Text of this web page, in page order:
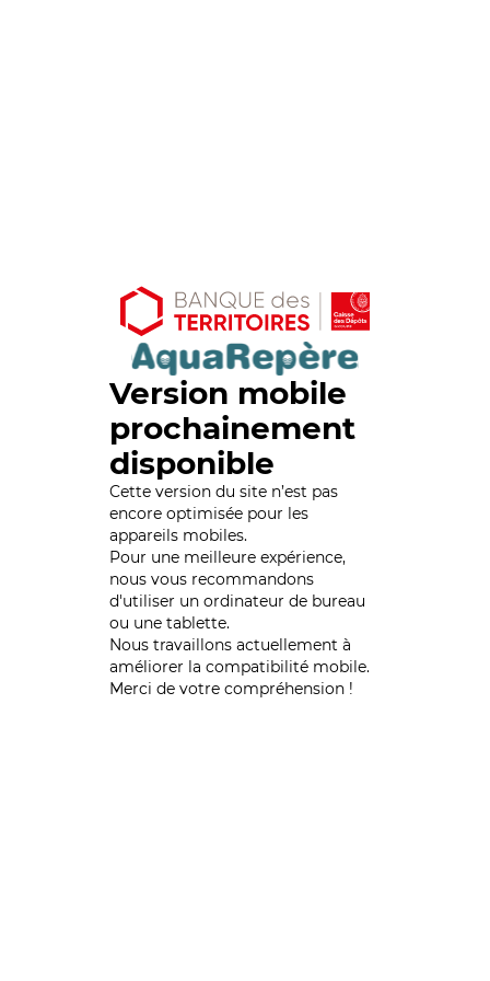
Version mobile
prochainement
disponible
Cette version du site n’est pas
encore optimisée pour les
appareils mobiles.
Pour une meilleure expérience,
nous vous recommandons
d'utiliser un ordinateur de bureau
ou une tablette.
Nous travaillons actuellement à
améliorer la compatibilité mobile.
Merci de votre compréhension !